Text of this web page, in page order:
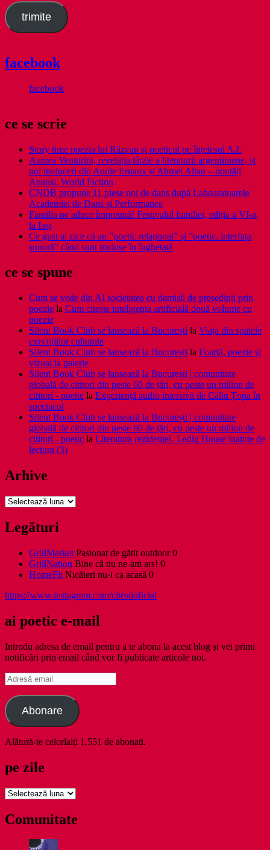
trimite
facebook
facebook
ce se scrie
Story time poezia lui Răzvan și poeticul pe înțelesul A.I.
Aurora Venturini, revelația târzie a literaturii argentiniene, și
noi traduceri din Annie Ernaux și Ahmet Altan – noutăți
Anansi. World Fiction
CNDB propune 11 piese noi de dans după Laboaratoarele
Academiei de Dans și Performance
Familia ne aduce împreună! Festivalul familiei, ediția a VI-a,
la Iași
Ce gust ai zice că au ”poetic relațional” și ”poetic. interfața
sonoră” când sunt traduse în înghețată
ce se spune
Cum se vede din AI societatea cu demisii de președinți prin
poezie la Cum citește inteligența artificială două volume cu
poezie
Silent Book Club se lansează la București la Viaţa din spatele
execuţiilor culturale
Silent Book Club se lansează la București la Foarţă, poezie şi
vizual la galerie
Silent Book Club se lansează la București | comunitate
globală de cititori din peste 60 de țări, cu peste un milion de
cititori - poetic la Experiență audio imersivă de Călin Țopa în
spectacol
Silent Book Club se lansează la București | comunitate
globală de cititori din peste 60 de țări, cu peste un milion de
cititori - poetic la Literatura rezidenţei- Ledig House inainte de
lectura (3)
Arhive
Arhive
Legături
GrillMarket Pasionat de gătit outdoor 0
GrillNation Bine că nu ne-am ars! 0
HomeFit Nicăieri nu-i ca acasă 0
https://www.instagram.com/citestioficial
ai poetic e-mail
Introdu adresa de email pentru a te abona la acest blog și vei primi
notificări prin email când vor fi publicate articole noi.
Adresă
email
Abonare
Alătură-te celorlalți 1.551 de abonați.
pe zile
pe
Comunitate